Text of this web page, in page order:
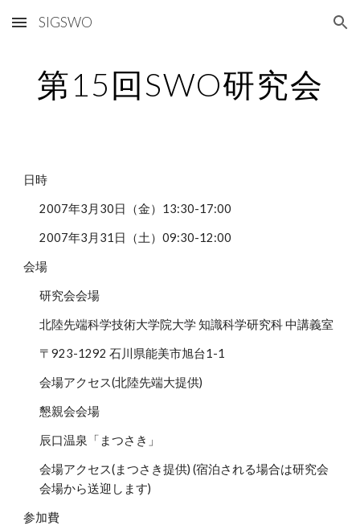
Skip to main content Skip to navigation
SIGSWO
第15回SWO研究会
日時
2007年3月30日（金）13:30-17:00
2007年3月31日（土）09:30-12:00
会場
研究会会場
北陸先端科学技術大学院大学 知識科学研究科 中講義室
〒923-1292 石川県能美市旭台1-1
会場アクセス(北陸先端大提供)
懇親会会場
辰口温泉「まつさき」
会場アクセス(まつさき提供) (宿泊される場合は研究会
会場から送迎します)
参加費